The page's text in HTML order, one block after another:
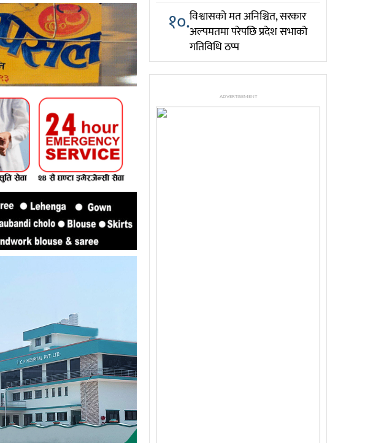
१०.विश्वासको मत अनिश्चित, सरकार
अल्पमतमा परेपछि प्रदेश सभाको
गतिविधि ठप्प
ADVERTISEMENT